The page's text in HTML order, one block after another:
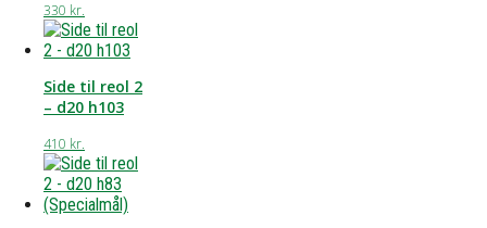
330 kr.
Side til reol 2
– d20 h103
410 kr.